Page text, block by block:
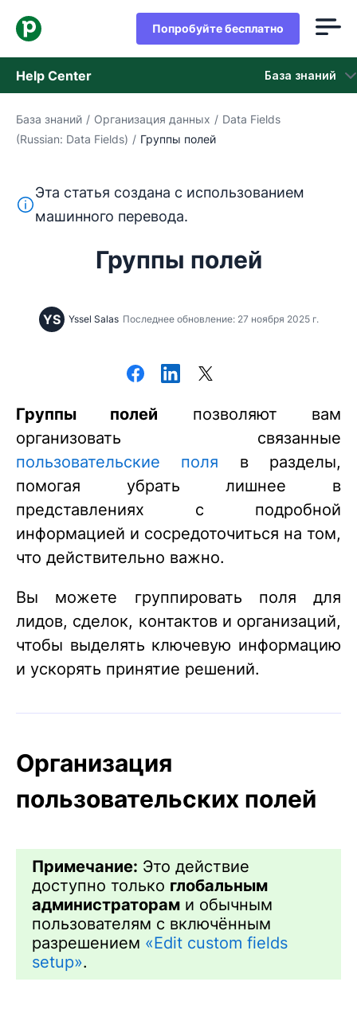
Попробуйте бесплатно
Help Center База знаний
База знаний
обращайтесь в службу поддержки
База знаний / Организация данных / Data Fields
(Russian: Data Fields) / Группы полей
Этот текст переведен с английского языка с
Эта статья создана с использованием
машинного перевода.
Группы полей
YS Yssel Salas Последнее обновление: 27 ноября 2025 г.
Группы полей позволяют вам
организовать связанные
пользовательские поля в разделы,
помогая убрать лишнее в
представлениях с подробной
информацией и сосредоточиться на том,
что действительно важно.
Вы можете группировать поля для
лидов, сделок, контактов и организаций,
чтобы выделять ключевую информацию
и ускорять принятие решений.
Организация
пользовательских полей
Примечание: Это действие
доступно только глобальным
администраторам и обычным
пользователям с включённым
разрешением «Edit custom fields
setup».